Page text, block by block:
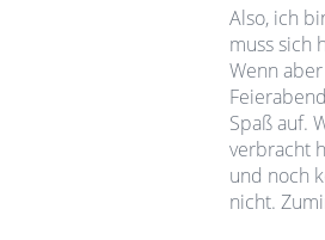
Also, ich
muss sich
Wenn
Spaß auf.
verbracht
und noch
nicht.